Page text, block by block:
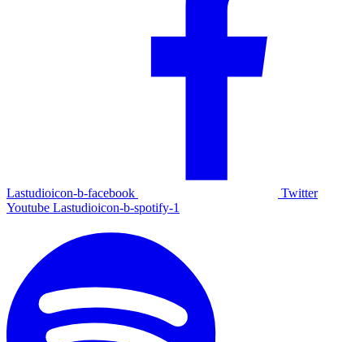
Lastudioicon-b-facebook
Twitter
Youtube Lastudioicon-b-spotify-1